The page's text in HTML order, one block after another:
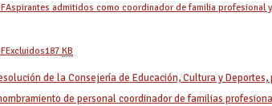
Aspirantes admitidos como coordinador de familia profesional y
Excluidos187KB
de la Consejería de Educación, Cultura y
de personal coordinador de familias